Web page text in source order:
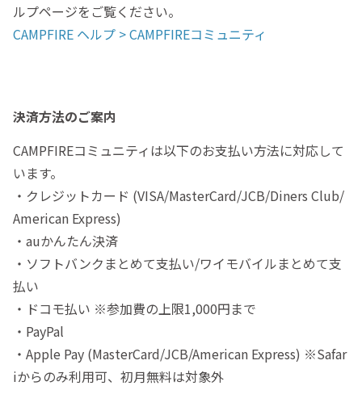
ルプページをご覧ください。
CAMPFIRE ヘルプ > CAMPFIREコミュニティ
決済方法のご案内
CAMPFIREコミュニティは以下のお支払い方法に対応して
います。
・クレジットカード (VISA/MasterCard/JCB/Diners Club/
American Express)
・auかんたん決済
・ソフトバンクまとめて支払い/ワイモバイルまとめて支
払い
・ドコモ払い ※参加費の上限1,000円まで
・PayPal
・Apple Pay (MasterCard/JCB/American Express) ※Safar
iからのみ利用可、初月無料は対象外